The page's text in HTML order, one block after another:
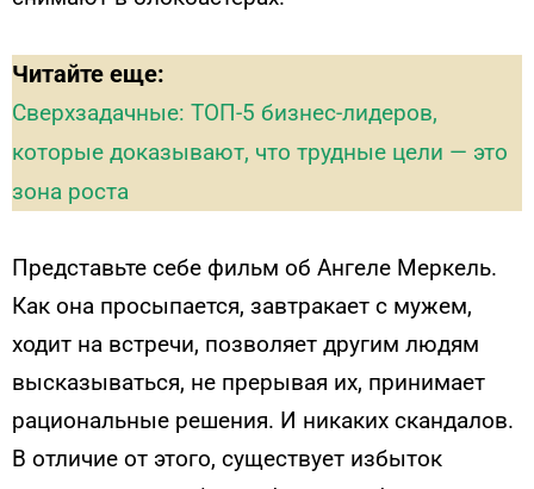
Читайте еще:
Сверхзадачные: ТОП-5 бизнес-лидеров,
которые доказывают, что трудные цели — это
зона роста
Представьте себе фильм об Ангеле Меркель.
Как она просыпается, завтракает с мужем,
ходит на встречи, позволяет другим людям
высказываться, не прерывая их, принимает
рациональные решения. И никаких скандалов.
В отличие от этого, существует избыток